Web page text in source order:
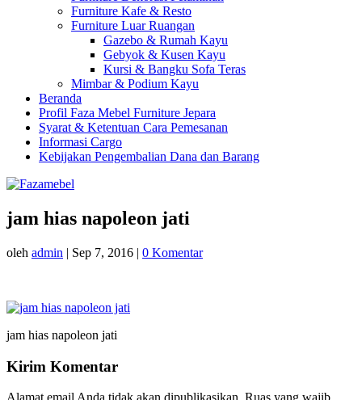
Furniture Kafe & Resto
Furniture Luar Ruangan
Gazebo & Rumah Kayu
Gebyok & Kusen Kayu
Kursi & Bangku Sofa Teras
Mimbar & Podium Kayu
Beranda
Profil Faza Mebel Furniture Jepara
Syarat & Ketentuan Cara Pemesanan
Informasi Cargo
Kebijakan Pengembalian Dana dan Barang
jam hias napoleon jati
oleh admin | Sep 7, 2016 | 0 Komentar
jam hias napoleon jati
Kirim Komentar